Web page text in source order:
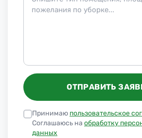
ОТПРАВИТЬ
Принимаю пользовательское
Соглашаюсь на обработку
данных